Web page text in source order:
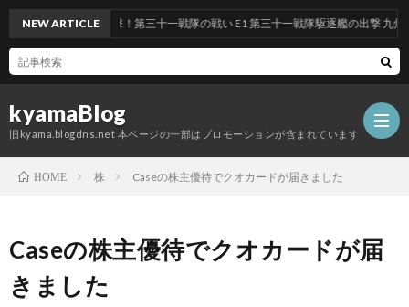
kyamaBlog
旧kyama.blogdns.net 本ページの一部はプロモーションが含まれています
NEW ARTICLE
前段作戦：反撃！第三十一戦隊の戦い E1 第三十一戦隊駆逐艦の出撃 九州沖/南
HOME 株 Caseの株主優待でクオカードが届きました
Caseの株主優待でクオカードが届
きました